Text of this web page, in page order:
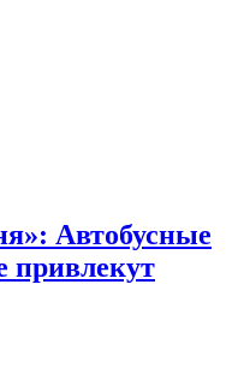
Автобусные
привлекут